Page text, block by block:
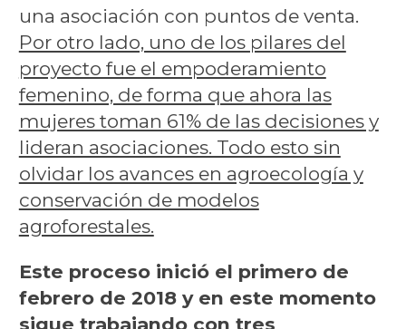
una asociación con puntos de venta.
Por otro lado, uno de los pilares del
proyecto fue el empoderamiento
femenino, de forma que ahora las
mujeres toman 61% de las decisiones y
lideran asociaciones. Todo esto sin
olvidar los avances en agroecología y
conservación de modelos
agroforestales.
Este proceso inició el primero de
febrero de 2018 y en este momento
sigue trabajando con tres